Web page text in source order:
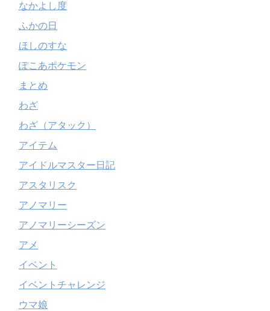
なかよし度
ふかの日
ほしのすな
ぽこあポケモン
まとめ
わざ
わざ（アタック）
アイテム
アイドルマスター日記
アスタリスク
アノマリー
アノマリーシーズン
アメ
イベント
イベントチャレンジ
ウマ娘